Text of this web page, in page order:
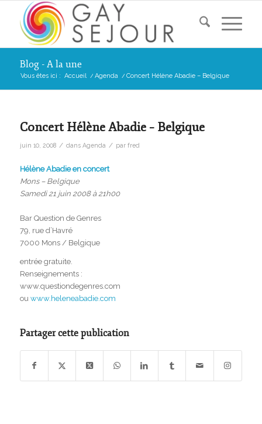
Blog - A la une
Vous êtes ici : Accueil / Agenda / Concert Hélène Abadie – Belgique
Concert Hélène Abadie – Belgique
juin 10, 2008 / dans Agenda / par fred
Hélène Abadie en concert
Mons – Belgique
Samedi 21 juin 2008 à 21h00
Bar Question de Genres
79, rue d’Havré
7000 Mons / Belgique
entrée gratuite.
Renseignements :
www.questiondegenres.com
ou www.heleneabadie.com
Partager cette publication